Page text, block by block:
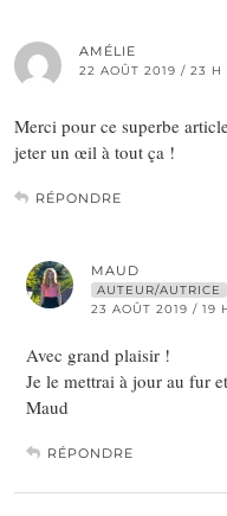
AMÉLIE
22 AOÛT 2019 / 23 H
Merci pour ce superbe
jeter un œil à tout ça !
RÉPONDRE
MAUD
AUTEUR/AUTRICE
23 AOÛT 2019 / 19
Avec grand plaisir !
Je le mettrai à jour au fur
Maud
RÉPONDRE